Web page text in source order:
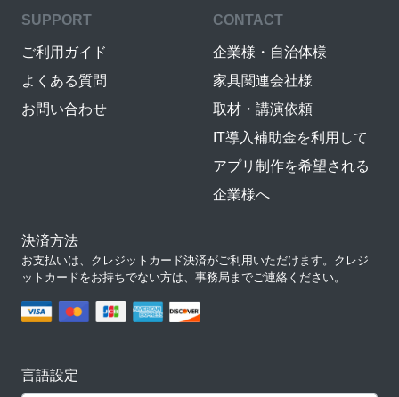
SUPPORT
ご利用ガイド
よくある質問
お問い合わせ
CONTACT
企業様・自治体様
家具関連会社様
取材・講演依頼
IT導入補助金を利用して
アプリ制作を希望される
企業様へ
決済方法
お支払いは、クレジットカード決済がご利用いただけます。クレジ
ットカードをお持ちでない方は、事務局までご連絡ください。
言語設定